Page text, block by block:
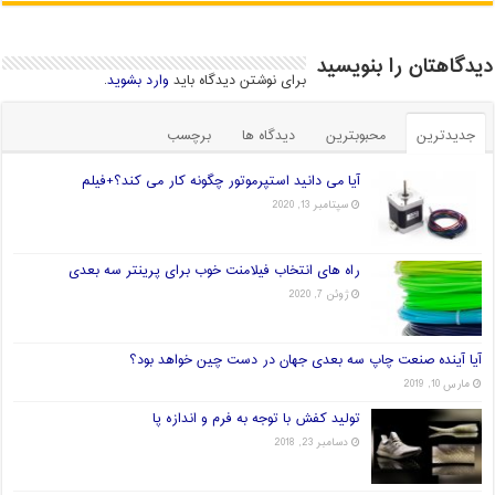
دیدگاهتان را بنویسید برای نوشتن دیدگاه باید وارد بشوید.
جدیدترین محبوبترین دیدگاه ها برچسب
آیا می دانید استپرموتور چگونه کار می کند؟+فیلم
سپتامبر 13, 2020
راه های انتخاب فیلامنت خوب برای پرینتر سه بعدی
ژوئن 7, 2020
آیا آینده صنعت چاپ سه بعدی جهان در دست چین خواهد بود؟
مارس 10, 2019
تولید کفش با توجه به فرم و اندازه پا
دسامبر 23, 2018